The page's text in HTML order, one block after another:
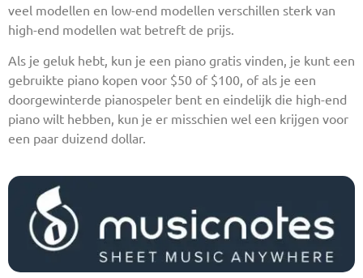
veel modellen en low-end modellen verschillen sterk van
high-end modellen wat betreft de prijs.
Als je geluk hebt, kun je een piano gratis vinden, je kunt een
gebruikte piano kopen voor $50 of $100, of als je een
doorgewinterde pianospeler bent en eindelijk die high-end
piano wilt hebben, kun je er misschien wel een krijgen voor
een paar duizend dollar.